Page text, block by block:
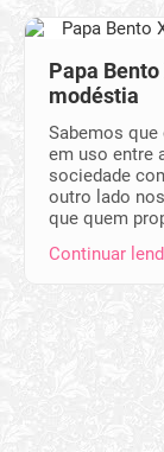
Papa
modéstia
Sabemos
em uso entre
sociedade
outro lado
que quem
Continuar